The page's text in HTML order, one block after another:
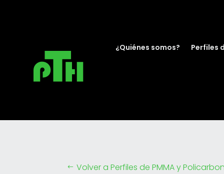
¿Quiénes somos? Perfiles
# Volver a Perfiles de PMMA y